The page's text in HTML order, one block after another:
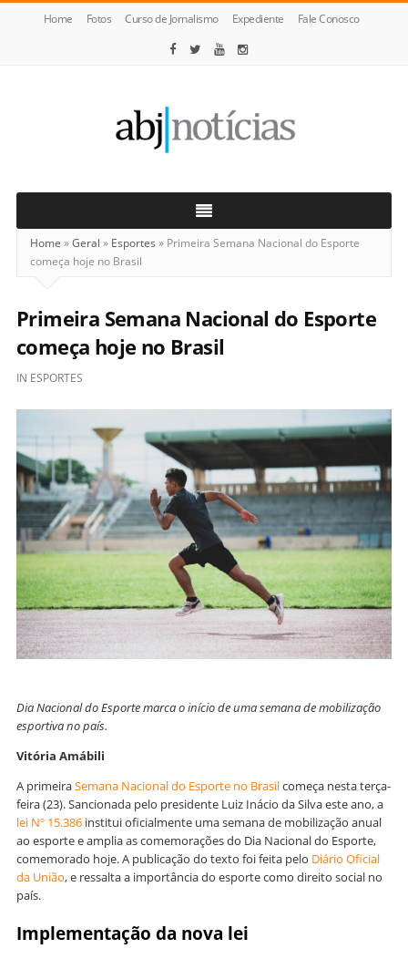
Home Fotos Curso de Jornalismo Expediente Fale Conosco
Notícias
Home »Geral » Esportes » Primeira Semana Nacional do Esporte
começa hoje no Brasil
Primeira Semana Nacional do Esporte
começa hoje no Brasil
IN ESPORTES
Dia Nacional do Esporte marca o início de uma semana de mobilização
esportiva no país.
Vitória Amábili
A primeiraSemana Nacional do Esporte no Brasilcomeça nesta terça-
feira (23). Sancionada pelo presidente Luiz Inácio da Silva este ano, a
lei Nº 15.386 institui oficialmente uma semana de mobilização anual
ao esporte e amplia as comemorações do Dia Nacional do Esporte,
comemorado hoje. A publicação do texto foi feita pelo Diário Oficial
da União, e ressalta a importância do esporte como direito social no
país.
Implementação da nova lei